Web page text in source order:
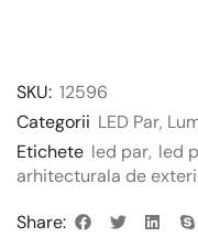
SKU: 12596
Categorii LED Par,
Etichete led par, led
arhitecturala de
Share: